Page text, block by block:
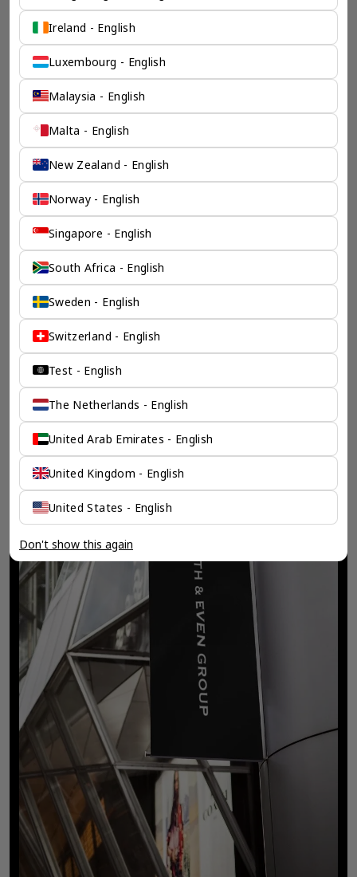
保驾护航
奕资环球是您值得信赖的海外合作伙伴。我们是香港伦敦奕资
咨询有限公司的零售咨询部门，这是一家总部位于香港的全球
咨询机构，接触世界50个市场，约占全球GDP的72%。
凭借其战略优势，我们可以将客户与全球市场的机遇联系起
来，并为21个行业的客户提供服务。
了解香港伦敦奕资咨询有限公司 >
Ireland - English
Luxembourg - English
Malaysia - English
Malta - English
New Zealand - English
Norway - English
Singapore - English
South Africa - English
Sweden - English
Switzerland - English
Test - English
The Netherlands - English
United Arab Emirates - English
United Kingdom - English
United States - English
Don't show this again